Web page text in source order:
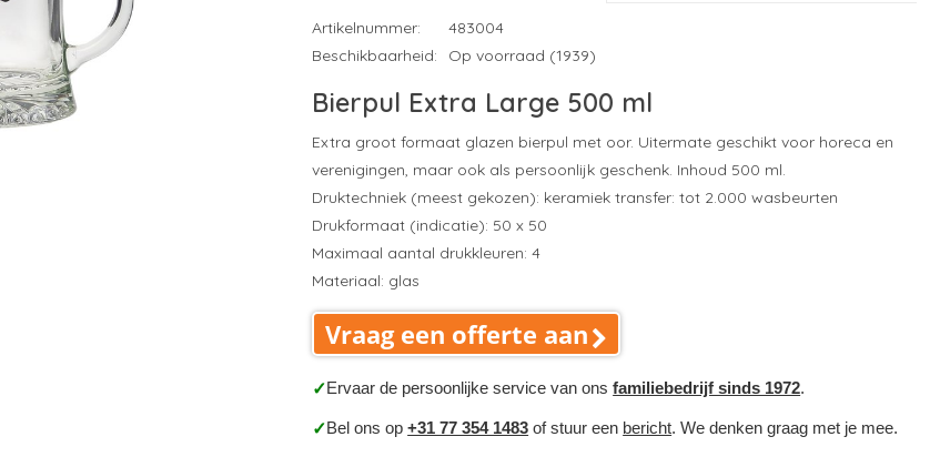
Artikelnummer:
483004
Beschikbaarheid:
Op voorraad (1939)
Bierpul Extra Large 500 ml
Extra groot formaat glazen bierpul met oor. Uitermate geschikt voor horeca en
verenigingen, maar ook als persoonlijk geschenk. Inhoud 500 ml.
Druktechniek (meest gekozen): keramiek transfer: tot 2.000 wasbeurten
Drukformaat (indicatie): 50 x 50
Maximaal aantal drukkleuren: 4
Materiaal: glas
Vraag een offerte aan
✓Ervaar de persoonlijke service van onsfamiliebedrijf sinds 1972.
✓Bel ons op+31 77 354 1483 of stuur een bericht. We denken graag met je mee.